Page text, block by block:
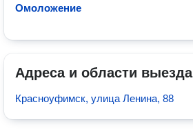
Омоложение
Адреса и области выезда
Красноуфимск, улица Ленина, 88